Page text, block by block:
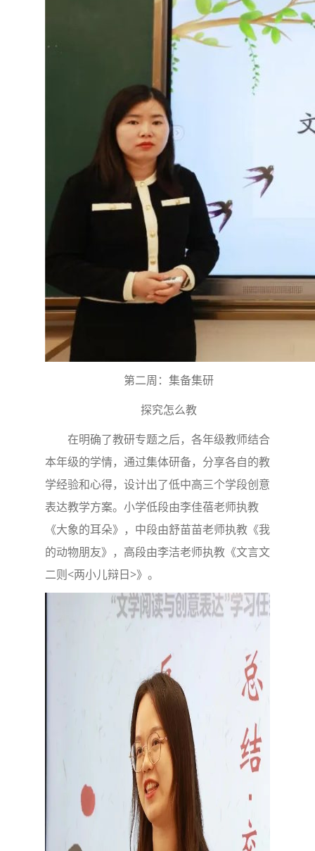
第二周：集备集研
探究怎么教
在明确了教研专题之后，各年级教师结合
本年级的学情，通过集体研备，分享各自的教
学经验和心得，设计出了低中高三个学段创意
表达教学方案。小学低段由李佳蓓老师执教
《大象的耳朵》，中段由舒苗苗老师执教《我
的动物朋友》，高段由李洁老师执教《文言文
二则<两小儿辩日>》。